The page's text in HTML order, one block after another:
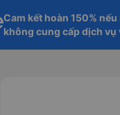
Cam kết hoàn 150% nếu
không cung cấp dịch